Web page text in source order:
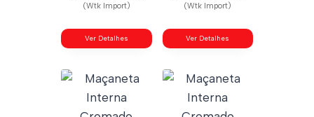
(Wtk Import)
Ver Detalhes
(Wtk Import)
Ver Detalhes